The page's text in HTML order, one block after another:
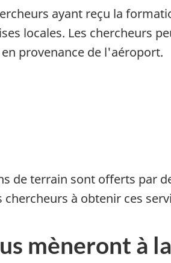
ayant reçu la
locales. Les chercheurs
provenance de l'aéroport.
de terrain sont offerts par
à obtenir ces
mèneront à la